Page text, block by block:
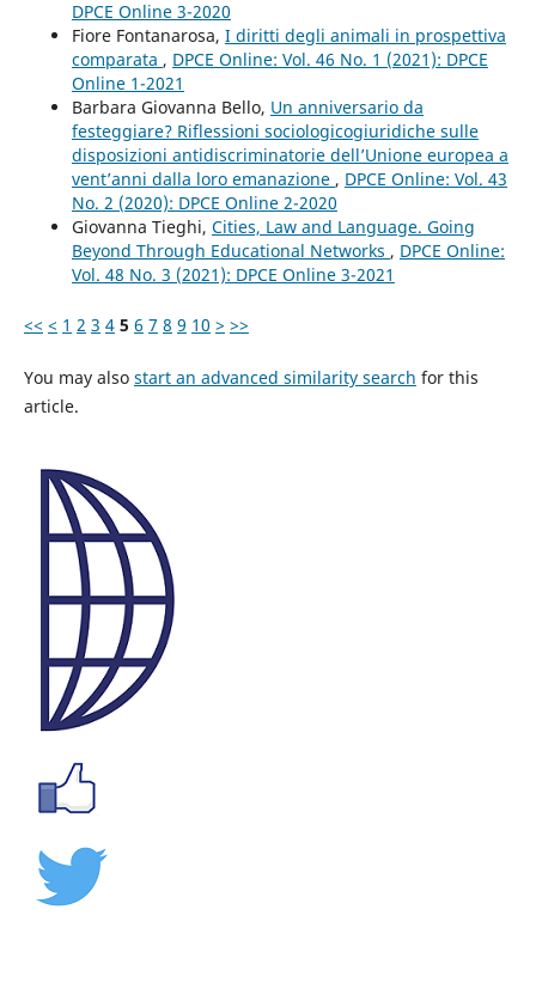
DPCE Online 3-2020
Fiore Fontanarosa, I diritti degli animali in prospettiva
comparata , DPCE Online: Vol. 46 No. 1 (2021): DPCE
Online 1-2021
Barbara Giovanna Bello, Un anniversario da
festeggiare? Riflessioni sociologicogiuridiche sulle
disposizioni antidiscriminatorie dell’Unione europea a
vent’anni dalla loro emanazione , DPCE Online: Vol. 43
No. 2 (2020): DPCE Online 2-2020
Giovanna Tieghi, Cities, Law and Language. Going
Beyond Through Educational Networks , DPCE Online:
Vol. 48 No. 3 (2021): DPCE Online 3-2021
<< < 1 2 3 4 5 6 7 8 9 10 > >>
You may also start an advanced similarity search for this
article.